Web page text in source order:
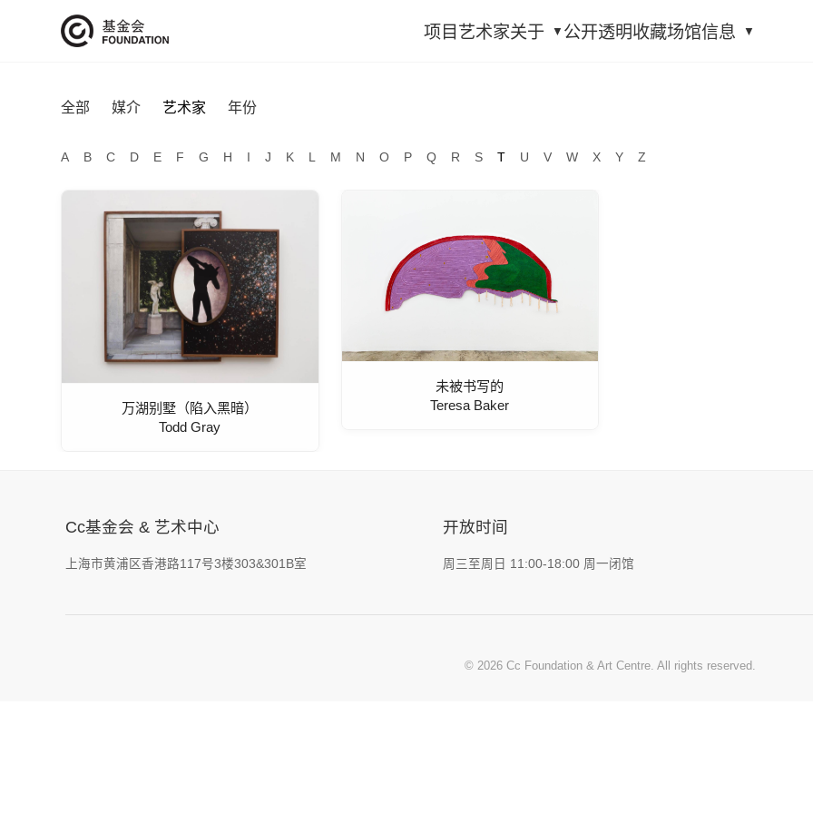
项目 艺术家关于 公开透明收藏场馆信息
全部 媒介 艺术家
A B C D E F G H I J K L M N O P Q R S T U V W X Y Z
年份
万湖别墅（陷入黑暗）
Todd Gray
未被书写的
Teresa Baker
Cc基金会 & 艺术中心
上海市黄浦区香港路117号3楼303&301B室
开放时间
周三至周日 11:00-18:00 周一闭馆
© 2026 Cc Foundation & Art Centre. All rights reserved.